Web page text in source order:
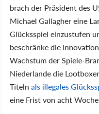
brach der Präsident des
Michael Gallagher eine
Glücksspiel einzustufen
beschränke die
Wachstum der Spiele-
Niederlande die
Titeln als illegales
eine Frist von acht